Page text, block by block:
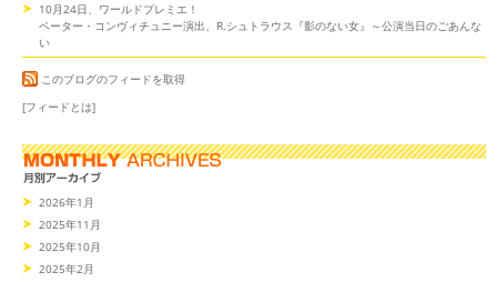
10月24日、ワールドプレミエ！
ペーター・コンヴィチュニー演出、R.シュトラウス『影のない女』～公演当日のごあんな
い
このブログのフィードを取得
[フィードとは]
2026年1月
2025年11月
2025年10月
2025年2月